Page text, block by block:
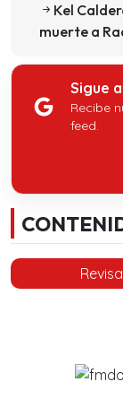
Kel
muerte a
Sigue
Recibe
feed.
Revisa